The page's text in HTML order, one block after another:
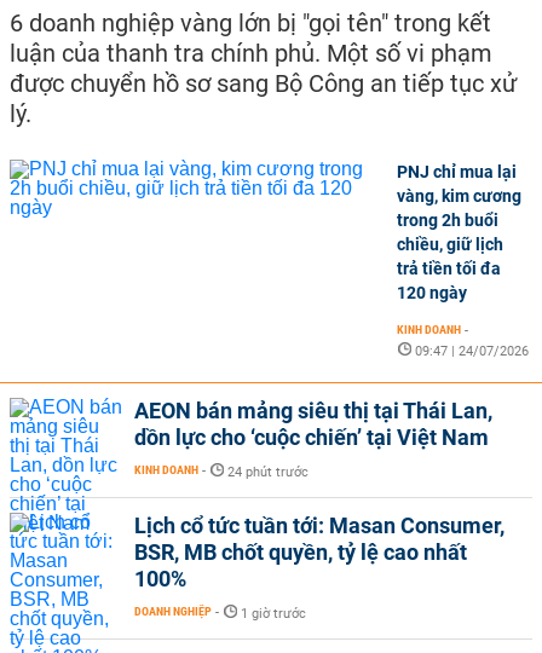
6 doanh nghiệp vàng lớn bị "gọi tên" trong kết
luận của thanh tra chính phủ. Một số vi phạm
được chuyển hồ sơ sang Bộ Công an tiếp tục xử
lý.
PNJ chỉ mua lại
vàng, kim cương
trong 2h buổi
chiều, giữ lịch
trả tiền tối đa
120 ngày
KINH DOANH -
09:47 | 24/07/2026
AEON bán mảng siêu thị tại Thái Lan,
dồn lực cho ‘cuộc chiến’ tại Việt Nam
KINH DOANH - 24 phút trước
Lịch cổ tức tuần tới: Masan Consumer,
BSR, MB chốt quyền, tỷ lệ cao nhất
100%
DOANH NGHIỆP - 1 giờ trước